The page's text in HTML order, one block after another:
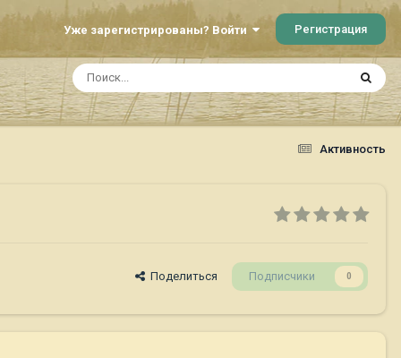
Уже зарегистрированы? Войти Регистрация
Активность
Поделиться Подписчики 0